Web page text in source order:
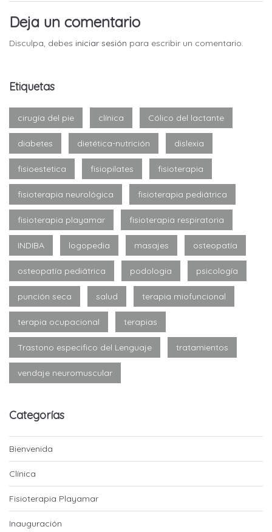
Deja un comentario
Disculpa, debes iniciar sesión para escribir un comentario.
Etiquetas
cirugía del pie clínica Cólico del lactante
diabetes dietética-nutrición dislexia
fisioestetica fisiopilates fisioterapia
fisioterapia neurológica fisioterapia pediátrica
fisioterapia playamar fisioterapia respiratoria
INDIBA logopedia masajes osteopatía
osteopatía pediátrica podologia psicología
punción seca salud terapia miofuncional
terapia ocupacional terapias
Trastono especifico del Lenguaje tratamientos
vendaje neuromuscular
Categorías
Bienvenida
Clínica
Fisioterapia Playamar
Inauguración